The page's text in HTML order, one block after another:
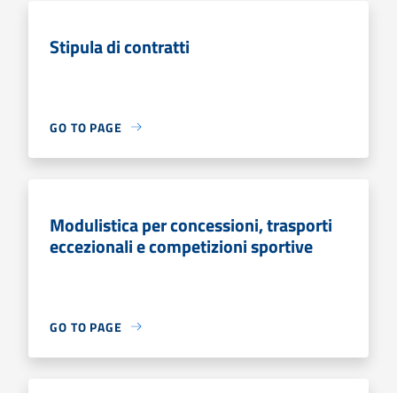
Stipula di contratti
GO TO PAGE
Modulistica per concessioni, trasporti
eccezionali e competizioni sportive
GO TO PAGE